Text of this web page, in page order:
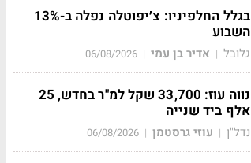
בגלל החלפיניו: צ׳יפוטלה נפלה ב-13%
השבוע
גלובל | אדיר בן עמי |
06/08/2026
נווה עוז: 33,700 שקל למ"ר בחדש, 25
אלף ביד שנייה
נדל"ן | עוזי גרסטמן |
06/08/2026